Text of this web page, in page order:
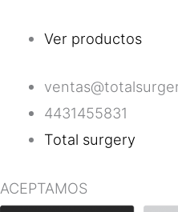
Ver productos
4431455831
Total surgery
ACEPTAMOS